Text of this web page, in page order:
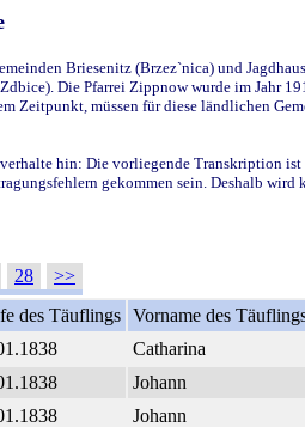
Briesenitz (Brzez`nica) und
Die Pfarrei Zippnow wurde im Jahr
müssen für diese ländlichen
hin: Die vorliegende Transkription
gekommen sein. Deshalb wird
28
>>
des Täuflings Vorname des
Catharina
Johann
Johann